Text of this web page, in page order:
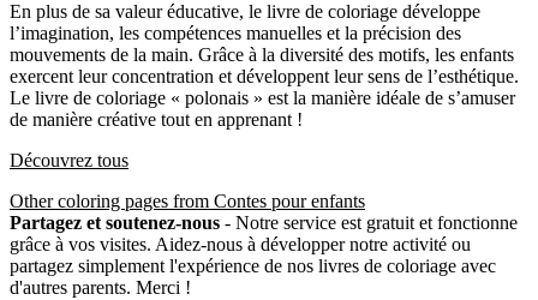
En plus de sa valeur éducative, le livre de coloriage développe
l’imagination, les compétences manuelles et la précision des
mouvements de la main. Grâce à la diversité des motifs, les enfants
exercent leur concentration et développent leur sens de l’esthétique.
Le livre de coloriage « polonais » est la manière idéale de s’amuser
de manière créative tout en apprenant !
Découvrez tous
Other coloring pages from Contes pour enfants
Partagez et soutenez-nous - Notre service est gratuit et fonctionne
grâce à vos visites. Aidez-nous à développer notre activité ou
partagez simplement l'expérience de nos livres de coloriage avec
d'autres parents. Merci !